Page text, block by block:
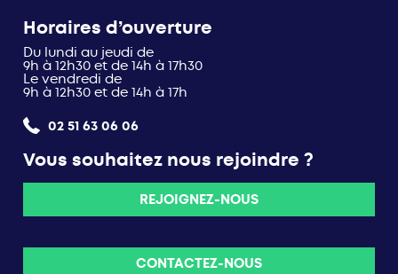
Horaires d’ouverture
Du lundi au jeudi de
9h à 12h30 et de 14h à 17h30
Le vendredi de
9h à 12h30 et de 14h à 17h
02 51 63 06 06
Vous souhaitez nous rejoindre ?
REJOIGNEZ-NOUS
CONTACTEZ-NOUS